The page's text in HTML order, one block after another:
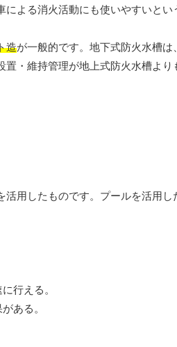
よる消火活動にも使いやすいとい
造が一般的です。地下式防火水槽は
・維持管理が地上式防火水槽より
用したものです。プールを活用
行える。
ある。